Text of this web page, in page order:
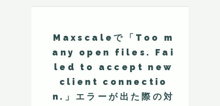
Maxscaleで「Too m
any open files. Fai
led to accept new
client connectio
n.」エラーが出た際の対